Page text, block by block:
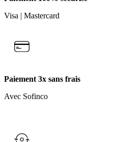
Visa | Mastercard
Paiement 3x sans frais
Avec Sofinco